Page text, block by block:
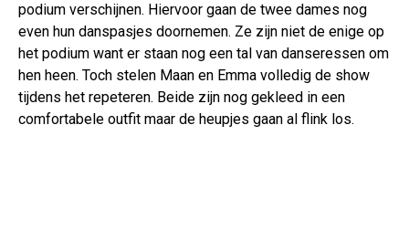
podium verschijnen. Hiervoor gaan de twee dames nog
even hun danspasjes doornemen. Ze zijn niet de enige op
het podium want er staan nog een tal van danseressen om
hen heen. Toch stelen Maan en Emma volledig de show
tijdens het repeteren. Beide zijn nog gekleed in een
comfortabele outfit maar de heupjes gaan al flink los.